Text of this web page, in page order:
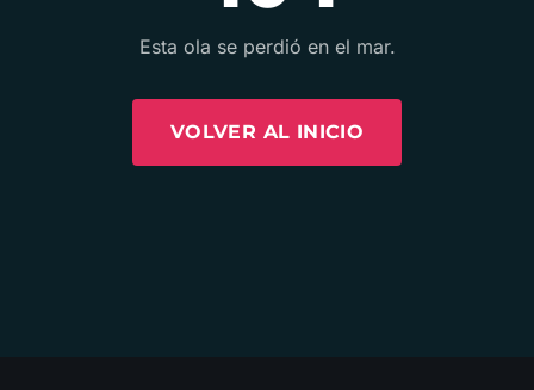
Esta ola se perdió en el mar.
VOLVER AL INICIO